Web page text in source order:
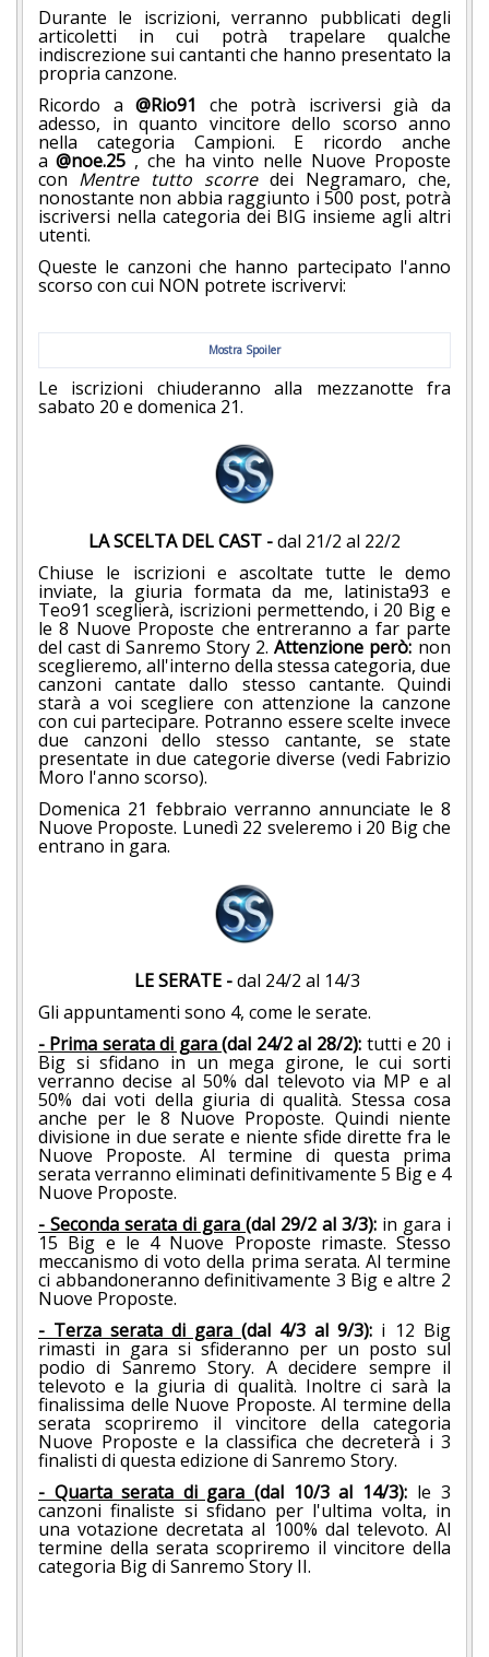
Durante le iscrizioni, verranno pubblicati degli
articoletti in cui potrà trapelare qualche
indiscrezione sui cantanti che hanno presentato la
propria canzone.
Ricordo a @Rio91 che potrà iscriversi già da
adesso, in quanto vincitore dello scorso anno
nella categoria Campioni. E ricordo anche
a @noe.25 , che ha vinto nelle Nuove Proposte
con Mentre tutto scorredei Negramaro, che,
nonostante non abbia raggiunto i 500 post, potrà
iscriversi nella categoria dei BIG insieme agli altri
utenti.
Queste le canzoni che hanno partecipato l'anno
scorso con cui NON potrete iscrivervi:
Mostra Spoiler
Le iscrizioni chiuderanno alla mezzanotte fra
sabato 20 e domenica 21.
LA SCELTA DEL CAST -dal 21/2 al 22/2
Chiuse le iscrizioni e ascoltate tutte le demo
inviate, la giuria formata da me, latinista93 e
Teo91 sceglierà, iscrizioni permettendo, i 20 Big e
le 8 Nuove Proposte che entreranno a far parte
del cast di Sanremo Story 2. Attenzione però: non
sceglieremo, all'interno della stessa categoria, due
canzoni cantate dallo stesso cantante. Quindi
starà a voi scegliere con attenzione la canzone
con cui partecipare. Potranno essere scelte invece
due canzoni dello stesso cantante, se state
presentate in due categorie diverse (vedi Fabrizio
Moro l'anno scorso).
Domenica 21 febbraio verranno annunciate le 8
Nuove Proposte. Lunedì 22 sveleremo i 20 Big che
entrano in gara.
LE SERATE -dal 24/2 al 14/3
Gli appuntamenti sono 4, come le serate.
- Prima serata di gara(dal 24/2 al 28/2): tutti e 20 i
Big si sfidano in un mega girone, le cui sorti
verranno decise al 50% dal televoto via MP e al
50% dai voti della giuria di qualità. Stessa cosa
anche per le 8 Nuove Proposte. Quindi niente
divisione in due serate e niente sfide dirette fra le
Nuove Proposte. Al termine di questa prima
serata verranno eliminati definitivamente 5 Big e 4
Nuove Proposte.
- Seconda serata di gara (dal 29/2 al 3/3): in gara i
15 Big e le 4 Nuove Proposte rimaste. Stesso
meccanismo di voto della prima serata. Al termine
ci abbandoneranno definitivamente 3 Big e altre 2
Nuove Proposte.
- Terza serata di gara (dal 4/3 al 9/3): i 12 Big
rimasti in gara si sfideranno per un posto sul
podio di Sanremo Story. A decidere sempre il
televoto e la giuria di qualità. Inoltre ci sarà la
finalissima delle Nuove Proposte. Al termine della
serata scopriremo il vincitore della categoria
Nuove Proposte e la classifica che decreterà i 3
finalisti di questa edizione di Sanremo Story.
- Quarta serata di gara (dal 10/3 al 14/3): le 3
canzoni finaliste si sfidano per l'ultima volta, in
una votazione decretata al 100% dal televoto. Al
termine della serata scopriremo il vincitore della
categoria Big di Sanremo Story II.